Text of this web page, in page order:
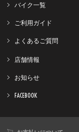
バイク一覧
ご利用ガイド
よくあるご質問
店舗情報
お知らせ
FACEBOOK